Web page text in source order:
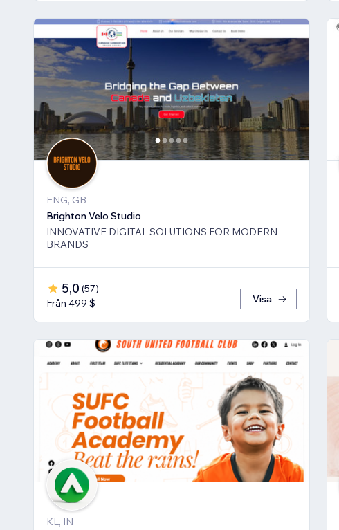
ENG, GB
Brighton Velo Studio
INNOVATIVE DIGITAL SOLUTIONS FOR MODERN
BRANDS
5,0 (57)
Från 499 $
Visa
KL, IN